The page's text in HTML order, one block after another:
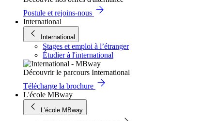
Postule et rejoins-nous
International
International
Stages et emploi à l’étranger
Étudier à l'international
Découvrir le parcours International
Télécharge la brochure
L'école MBway
L'école MBway